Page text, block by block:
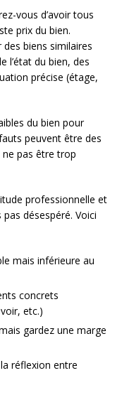
vous d’avoir tous
prix du bien.
biens similaires
l’état du bien, des
précise (étage,
du bien pour
peuvent être des
pas être trop
professionnelle et
désespéré. Voici
mais inférieure au
concrets
etc.)
gardez une marge
réflexion entre